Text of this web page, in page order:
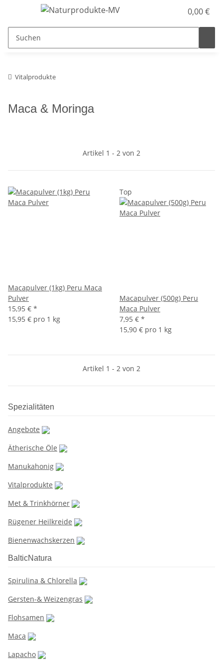
0,00 €
Vitalprodukte
Maca & Moringa
Artikel 1 - 2 von 2
Macapulver (1kg) Peru Maca
Pulver
15,95 € *
15,95 € pro 1 kg
Top
Macapulver (500g) Peru
Maca Pulver
7,95 € *
15,90 € pro 1 kg
Artikel 1 - 2 von 2
Spezialitäten
Angebote
Ätherische Öle
Manukahonig
Vitalprodukte
Met & Trinkhörner
Rügener Heilkreide
Bienenwachskerzen
BalticNatura
Spirulina & Chlorella
Gersten-& Weizengras
Flohsamen
Maca
Lapacho